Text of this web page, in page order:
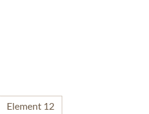
Element 12